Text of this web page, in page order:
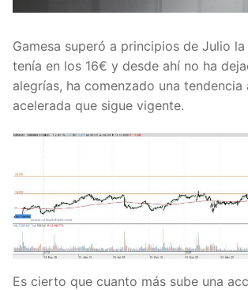
Gamesa superó a principios de Julio
tenía en los 16€ y desde ahí no ha
alegrías, ha comenzado una tendencia
acelerada que sigue vigente.
Es cierto que cuanto más sube una